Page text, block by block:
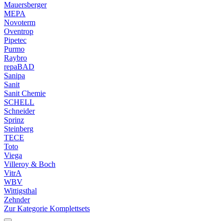
Mauersberger
MEPA
Novoterm
Oventrop
Pipetec
Purmo
Raybro
repaBAD
Sanipa
Sanit
Sanit Chemie
SCHELL
Schneider
Sprinz
Steinberg
TECE
Toto
Viega
Villeroy & Boch
VitrA
WBV
Wittigsthal
Zehnder
Zur Kategorie Komplettsets